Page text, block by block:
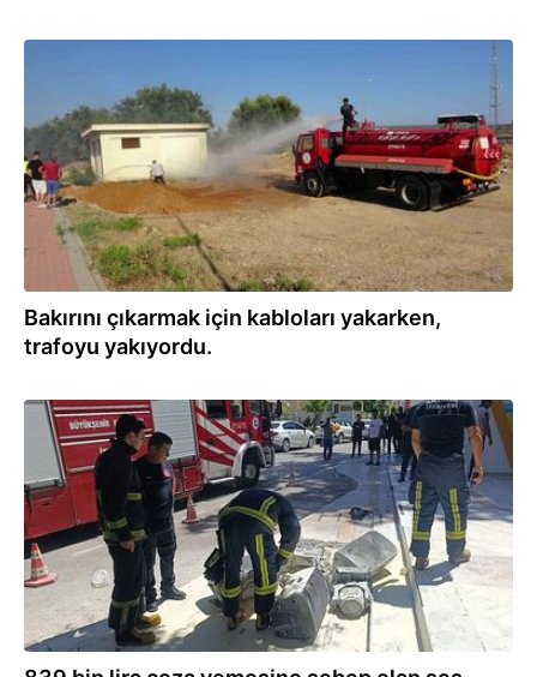
Bakırını çıkarmak için kabloları yakarken,
trafoyu yakıyordu.
01.08.2026